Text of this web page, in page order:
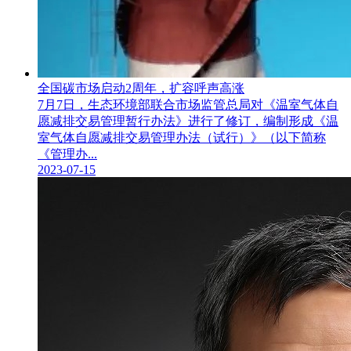
全国碳市场启动2周年，扩容呼声高涨
7月7日，生态环境部联合市场监管总局对《温室气体自
愿减排交易管理暂行办法》进行了修订，编制形成《温
室气体自愿减排交易管理办法（试行）》（以下简称
《管理办...
2023-07-15